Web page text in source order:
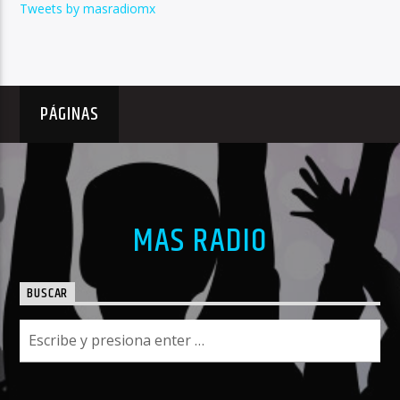
Tweets by masradiomx
PÁGINAS
MAS RADIO
BUSCAR